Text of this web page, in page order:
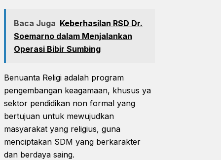
Baca Juga Keberhasilan RSD Dr.
Soemarno dalam Menjalankan
Operasi Bibir Sumbing
Benuanta Religi adalah program
pengembangan keagamaan, khusus ya
sektor pendidikan non formal yang
bertujuan untuk mewujudkan
masyarakat yang religius, guna
menciptakan SDM yang berkarakter
dan berdaya saing.